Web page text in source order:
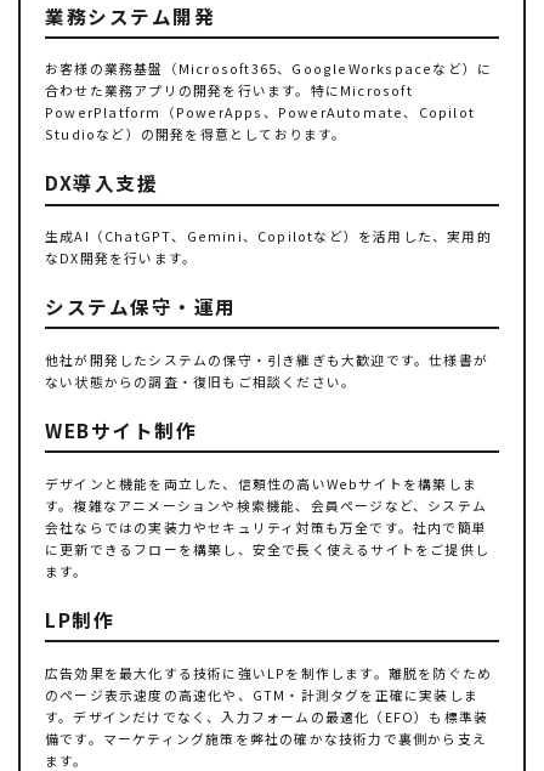
業務システム開発
お客様の業務基盤（Microsoft365、GoogleWorkspaceなど）に
合わせた業務アプリの開発を行います。特にMicrosoft
PowerPlatform（PowerApps、PowerAutomate、Copilot
Studioなど）の開発を得意としております。
DX導入支援
生成AI（ChatGPT、Gemini、Copilotなど）を活用した、実用的
なDX開発を行います。
システム保守・運用
他社が開発したシステムの保守・引き継ぎも大歓迎です。仕様書が
ない状態からの調査・復旧もご相談ください。
WEBサイト制作
デザインと機能を両立した、信頼性の高いWebサイトを構築しま
す。複雑なアニメーションや検索機能、会員ページなど、システム
会社ならではの実装力やセキュリティ対策も万全です。社内で簡単
に更新できるフローを構築し、安全で長く使えるサイトをご提供し
ます。
LP制作
広告効果を最大化する技術に強いLPを制作します。離脱を防ぐため
のページ表示速度の高速化や、GTM・計測タグを正確に実装しま
す。デザインだけでなく、入力フォームの最適化（EFO）も標準装
備です。マーケティング施策を弊社の確かな技術力で裏側から支え
ます。